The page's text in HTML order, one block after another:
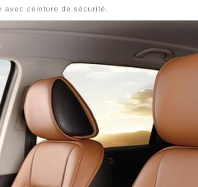
avec ceinture de sécurité.